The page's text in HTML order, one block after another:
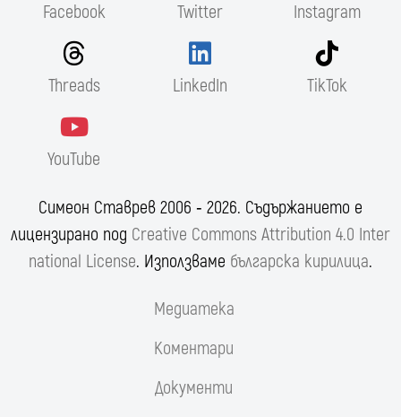
Facebook Twitter Instagram
Threads LinkedIn TikTok
YouTube
Симеон Ставрев 2006 ‐ 2026. Съдържанието е
лицензирано под Creative Commons Attribution 4.0 Inter
national License. Използваме българска кирилица.
Медиатека
Коментари
Документи